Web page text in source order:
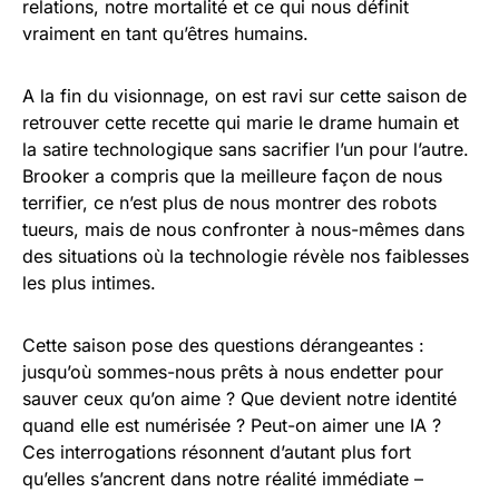
relations, notre mortalité et ce qui nous définit
vraiment en tant qu’êtres humains.
A la fin du visionnage, on est ravi sur cette saison de
retrouver cette recette qui marie le drame humain et
la satire technologique sans sacrifier l’un pour l’autre.
Brooker a compris que la meilleure façon de nous
terrifier, ce n’est plus de nous montrer des robots
tueurs, mais de nous confronter à nous-mêmes dans
des situations où la technologie révèle nos faiblesses
les plus intimes.
Cette saison pose des questions dérangeantes :
jusqu’où sommes-nous prêts à nous endetter pour
sauver ceux qu’on aime ? Que devient notre identité
quand elle est numérisée ? Peut-on aimer une IA ?
Ces interrogations résonnent d’autant plus fort
qu’elles s’ancrent dans notre réalité immédiate –